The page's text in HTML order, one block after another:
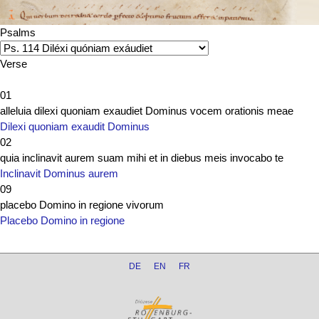
Psalms
Verse
01
alleluia dilexi quoniam exaudiet Dominus vocem orationis meae
Dilexi quoniam exaudit Dominus
02
quia inclinavit aurem suam mihi et in diebus meis invocabo te
Inclinavit Dominus aurem
09
placebo Domino in regione vivorum
Placebo Domino in regione
DE EN FR